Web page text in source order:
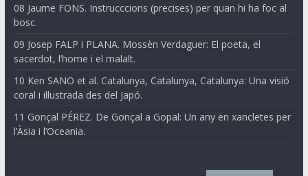
08 Jaume FONS. Instrucccions (precises) per quan hi ha foc al
bosc.
09 Josep FALP i PLANA. Mossèn Verdaguer: El poeta, el
sacerdot, l’home i el malalt.
10 Ken SANO et al. Catalunya, Catalunya, Catalunya: Una visió
coral i il·lustrada des del Japó.
11 Gonçal PÉREZ. De Gonçal a Gopal: Un any en xancletes per
l’Àsia i l’Oceania.